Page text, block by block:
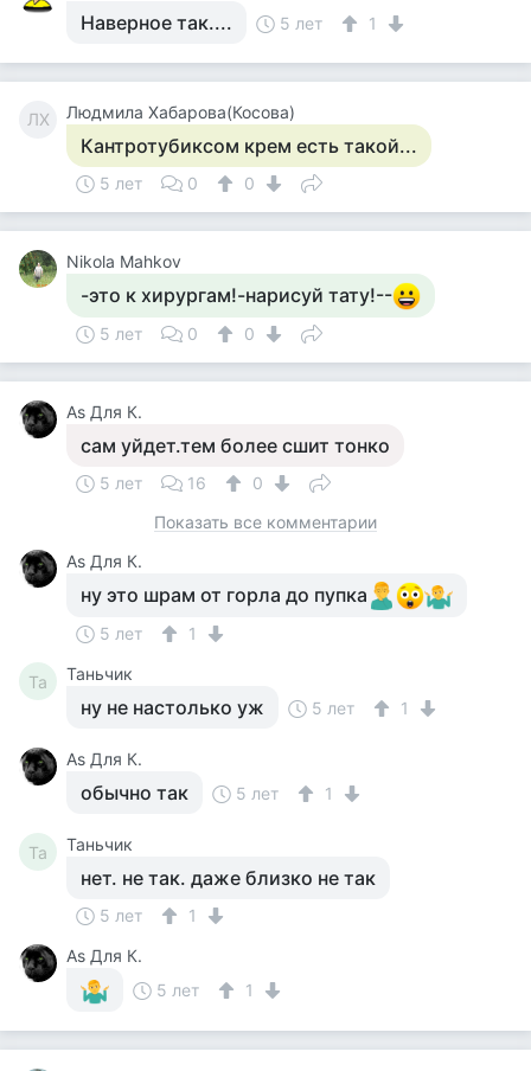
Наверное так.... 5 лет 1
ЛХ Людмила Хабарова(Косова)
Кантротубиксом крем есть такой...
5 лет 0 0
Nikola Mahkov
-это к хирургам!-нарисуй тату!--
5 лет 0 0
Аs Для К.
сам уйдет.тем более сшит тонко
5 лет 16
0
Показать все комментарии
Аs Для К.
ну это шрам от горла до пупка
5 лет 1
Та Таньчик
ну не настолько уж 5 лет 1
Аs Для К.
обычно так 5 лет 1
Та Таньчик
нет. не так. даже близко не так
5 лет
1
Аs Для К.
5 лет
1